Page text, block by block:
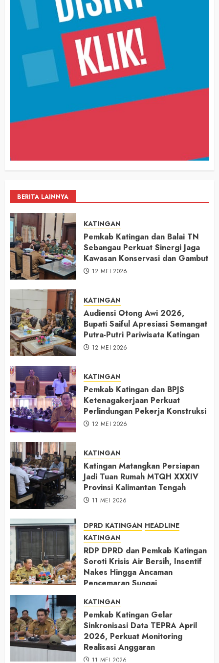
BERITA LAINNYA
KATINGAN
Pemkab Katingan dan Balai TN
Sebangau Perkuat Sinergi Jaga
Kawasan Konservasi dan Gambut
12 MEI 2026
KATINGAN
Audiensi Otong Awi 2026,
Bupati Saiful Apresiasi Semangat
Putra-Putri Pariwisata Katingan
12 MEI 2026
KATINGAN
Pemkab Katingan dan BPJS
Ketenagakerjaan Perkuat
Perlindungan Pekerja Konstruksi
12 MEI 2026
KATINGAN
Katingan Matangkan Persiapan
Jadi Tuan Rumah MTQH XXXIV
Provinsi Kalimantan Tengah
11 MEI 2026
DPRD KATINGAN HEADLINE
KATINGAN
RDP DPRD dan Pemkab Katingan
Soroti Krisis Air Bersih, Insentif
Nakes Hingga Ancaman
Pencemaran Sungai
KATINGAN
Pemkab Katingan Gelar
Sinkronisasi Data TEPRA April
2026, Perkuat Monitoring
Realisasi Anggaran
11 MEI 2026